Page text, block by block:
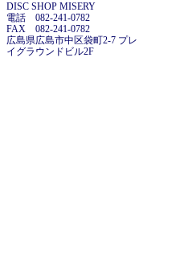
DISC SHOP MISERY
電話 082-241-0782
FAX 082-241-0782
広島県広島市中区袋町2-7 プレ
イグラウンドビル2F